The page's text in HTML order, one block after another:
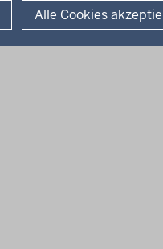
Alle Cookies